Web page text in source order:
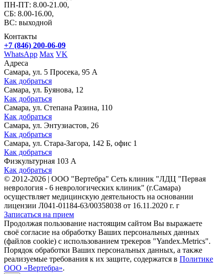
ПН-ПТ: 8.00-21.00,
СБ: 8.00-16.00,
ВС: выходной
Контакты
+7 (846) 200-06-09
WhatsApp Max VK
Адреса
Самара, ул. 5 Просека, 95 А
Как добраться
Самара, ул. Буянова, 12
Как добраться
Самара, ул. Степана Разина, 110
Как добраться
Самара, ул. Энтузиастов, 26
Как добраться
Самара, ул. Стара-Загора, 142 Б, офис 1
Как добраться
Физкультурная 103 А
Как добраться
© 2012-2026 | ООО "Вертебра" Сеть клиник "ЛДЦ "Первая
неврология - 6 неврологических клиник" (г.Самара)
осуществляет медицинскую деятельность на основании
лицензии Л041-01184-63/00358038 от 16.11.2020 г. г
Записаться на прием
Продолжая пользование настоящим сайтом Вы выражаете
своё согласие на обработку Ваших персональных данных
(файлов cookie) с использованием трекеров "Yandex.Metrics".
Порядок обработки Ваших персональных данных, а также
реализуемые требования к их защите, содержатся в Политике
ООО «Вертебра».